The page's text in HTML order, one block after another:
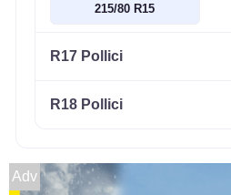
215/80 R15
R17 Pollici
R18 Pollici
Adv